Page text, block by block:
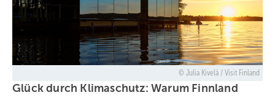
Julia Kivelä / Visit Finland
Glück durch Klimaschutz: Warum Finnland